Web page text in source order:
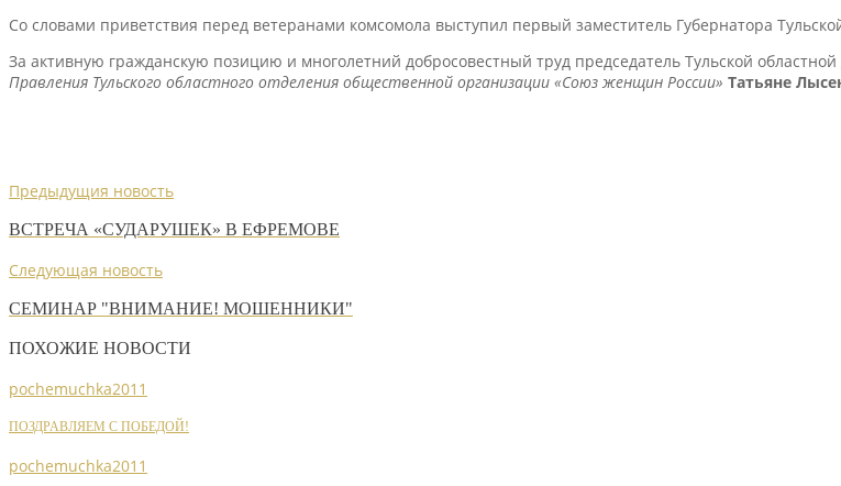
Со словами приветствия перед ветеранами комсомола выступил первый заместитель Губернатора
За активную гражданскую позицию и многолетний добросовестный труд председатель Тульской
Правления Тульского областного отделения общественной организации «Союз женщин России» Татьяне
Предыдущия новость
ВСТРЕЧА «СУДАРУШЕК» В ЕФРЕМОВЕ
Следующая новость
СЕМИНАР "ВНИМАНИЕ! МОШЕННИКИ"
ПОХОЖИЕ НОВОСТИ
pochemuchka2011
ПОЗДРАВЛЯЕМ С ПОБЕДОЙ!
pochemuchka2011